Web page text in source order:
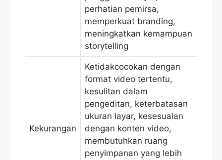
perhatian pemirsa,
memperkuat branding,
meningkatkan kemampuan
storytelling
Kekurangan
Ketidakcocokan dengan
format video tertentu,
kesulitan dalam
pengeditan, keterbatasan
ukuran layar, kesesuaian
dengan konten video,
membutuhkan ruang
penyimpanan yang lebih